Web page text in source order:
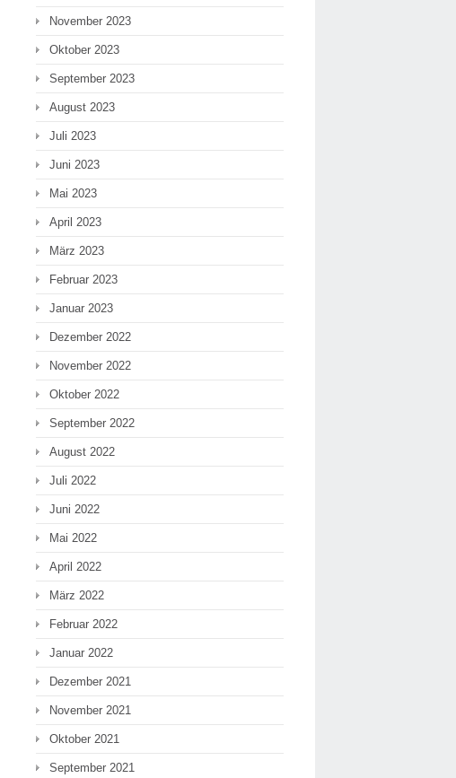
November 2023
Oktober 2023
September 2023
August 2023
Juli 2023
Juni 2023
Mai 2023
April 2023
März 2023
Februar 2023
Januar 2023
Dezember 2022
November 2022
Oktober 2022
September 2022
August 2022
Juli 2022
Juni 2022
Mai 2022
April 2022
März 2022
Februar 2022
Januar 2022
Dezember 2021
November 2021
Oktober 2021
September 2021